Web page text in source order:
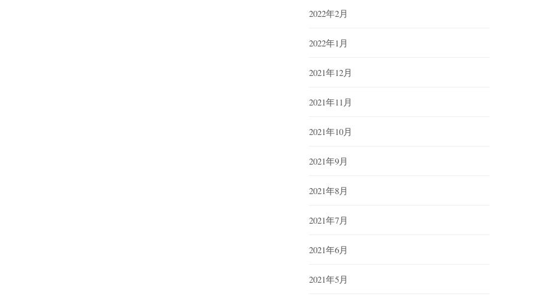
2022年2月
2022年1月
2021年12月
2021年11月
2021年10月
2021年9月
2021年8月
2021年7月
2021年6月
2021年5月